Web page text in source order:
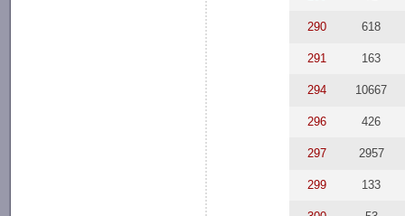
290 618
291 163
294 10667
296 426
297 2957
299 133